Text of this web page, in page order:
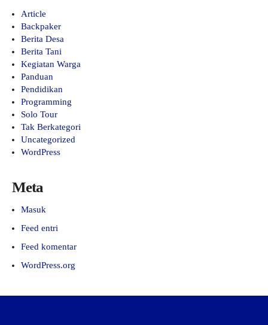
Article
Backpaker
Berita Desa
Berita Tani
Kegiatan Warga
Panduan
Pendidikan
Programming
Solo Tour
Tak Berkategori
Uncategorized
WordPress
Meta
Masuk
Feed entri
Feed komentar
WordPress.org